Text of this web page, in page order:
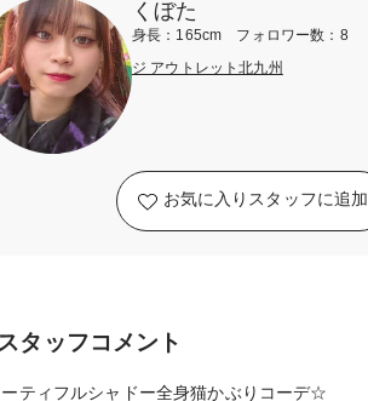
くぼた
身長：165cm フォロワー数：8
ジ アウトレット北九州
お気に入りスタッフに追加
タッフコメント
ティフルシャドー全身猫かぶりコーデ☆